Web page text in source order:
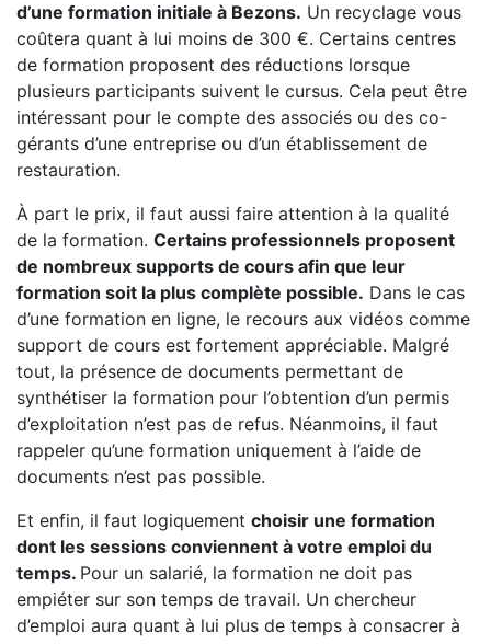
d’une formation initiale à Bezons. Un recyclage vous
coûtera quant à lui moins de 300 €. Certains centres
de formation proposent des réductions lorsque
plusieurs participants suivent le cursus. Cela peut être
intéressant pour le compte des associés ou des co-
gérants d’une entreprise ou d’un établissement de
restauration.
À part le prix, il faut aussi faire attention à la qualité
de la formation. Certains professionnels proposent
de nombreux supports de cours afin que leur
formation soit la plus complète possible. Dans le cas
d’une formation en ligne, le recours aux vidéos comme
support de cours est fortement appréciable. Malgré
tout, la présence de documents permettant de
synthétiser la formation pour l’obtention d’un permis
d’exploitation n’est pas de refus. Néanmoins, il faut
rappeler qu’une formation uniquement à l’aide de
documents n’est pas possible.
Et enfin, il faut logiquement choisir une formation
dont les sessions conviennent à votre emploi du
temps. Pour un salarié, la formation ne doit pas
empiéter sur son temps de travail. Un chercheur
d’emploi aura quant à lui plus de temps à consacrer à